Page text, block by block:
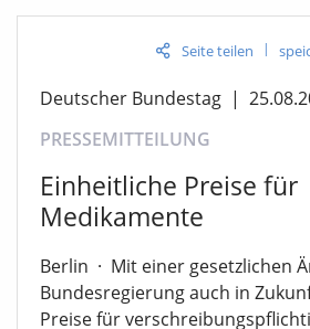
Seite teilen |
Deutscher Bundestag |
PRESSEMITTEILUNG
Einheitliche Preise für
Medikamente
Berlin · Mit einer gesetzlichen
Bundesregierung auch in
Preise für